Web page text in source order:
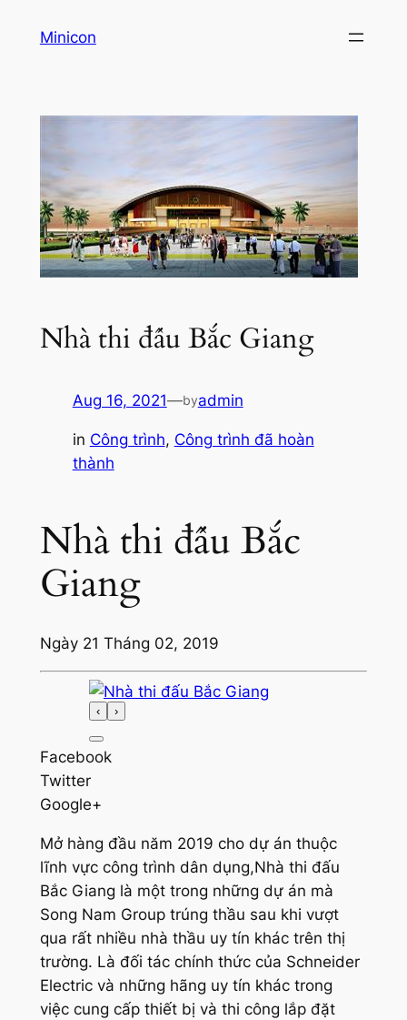
Minicon
Nhà thi đấu Bắc Giang
Aug 16, 2021—byadmin
in Công trình, Công trình đã hoàn
thành
Nhà thi đấu Bắc
Giang
Ngày 21 Tháng 02, 2019
‹ ›
Facebook
Twitter
Google+
Mở hàng đầu năm 2019 cho dự án thuộc
lĩnh vực công trình dân dụng,Nhà thi đấu
Bắc Giang là một trong những dự án mà
Song Nam Group trúng thầu sau khi vượt
qua rất nhiều nhà thầu uy tín khác trên thị
trường. Là đối tác chính thức của Schneider
Electric và những hãng uy tín khác trong
việc cung cấp thiết bị và thi công lắp đặt